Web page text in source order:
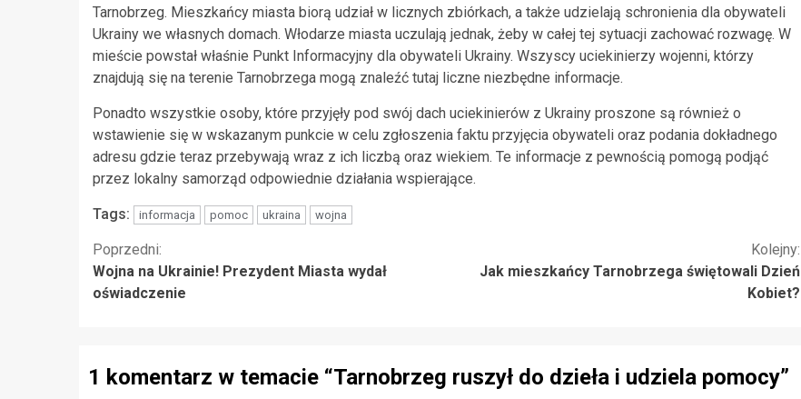
Tarnobrzeg. Mieszkańcy miasta biorą udział w licznych zbiórkach, a także udzielają schronienia dla obywateli
Ukrainy we własnych domach. Włodarze miasta uczulają jednak, żeby w całej tej sytuacji zachować rozwagę. W
mieście powstał właśnie Punkt Informacyjny dla obywateli Ukrainy. Wszyscy uciekinierzy wojenni, którzy
znajdują się na terenie Tarnobrzega mogą znaleźć tutaj liczne niezbędne informacje.
Ponadto wszystkie osoby, które przyjęły pod swój dach uciekinierów z Ukrainy proszone są również o
wstawienie się w wskazanym punkcie w celu zgłoszenia faktu przyjęcia obywateli oraz podania dokładnego
adresu gdzie teraz przebywają wraz z ich liczbą oraz wiekiem. Te informacje z pewnością pomogą podjąć
przez lokalny samorząd odpowiednie działania wspierające.
Tags: informacja pomoc ukraina wojna
Kontynuuj
czytanie
Poprzedni:
Wojna na Ukrainie! Prezydent Miasta wydał
oświadczenie
Kolejny:
Jak mieszkańcy Tarnobrzega świętowali Dzień
Kobiet?
1 komentarz w temacie “Tarnobrzeg ruszył do dzieła i udziela pomocy”